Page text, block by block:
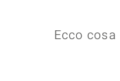
Ecco